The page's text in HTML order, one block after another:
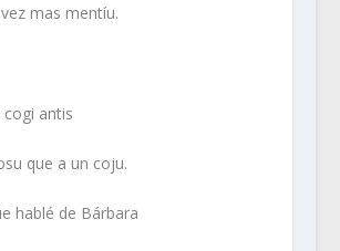
mas mentíu.
cogi antis
que a un coju.
hablé de Bárbara